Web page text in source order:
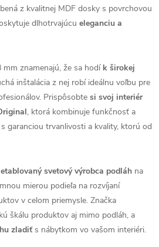
z kvalitnej MDF dosky s povrchovou
dlhotrvajúcu eleganciu a
znamenajú, že sa hodí k širokej
inštalácia z nej robí ideálnu voľbu pre
Prispôsobte si svoj interiér
, ktorá kombinuje funkčnosť a
garanciou trvanlivosti a kvality, ktorú od
etablovaný svetový výrobca podláh na
mierou podieľa na rozvíjaní
v celom priemysle. Značka
škálu produktov aj mimo podláh, a
zladiť s nábytkom vo vašom interiéri.